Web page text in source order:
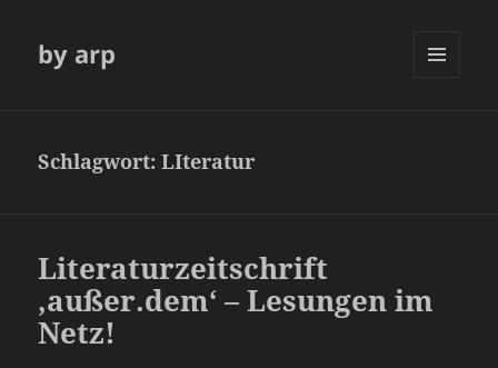
by arp
Schlagwort:LIteratur
Literaturzeitschrift
‚außer.dem‘ – Lesungen im
Netz!